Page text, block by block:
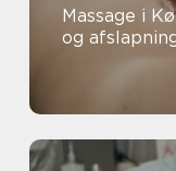
Massage i
og